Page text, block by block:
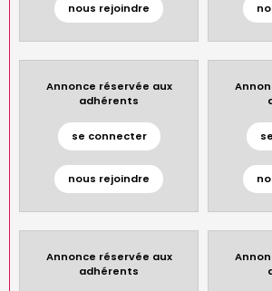
nous rejoindre
Annonce réservée aux
adhérents
se connecter
nous rejoindre
Annonce réservée aux
adhérents